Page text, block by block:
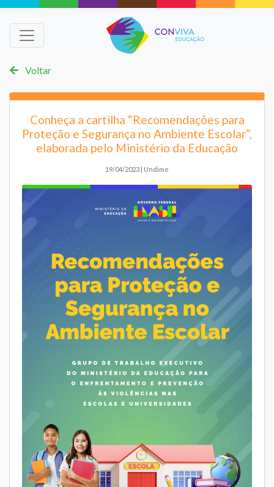
Voltar
Conheça a cartilha “Recomendações para
Proteção e Segurança no Ambiente Escolar”,
elaborada pelo Ministério da Educação
19/04/2023 | Undime